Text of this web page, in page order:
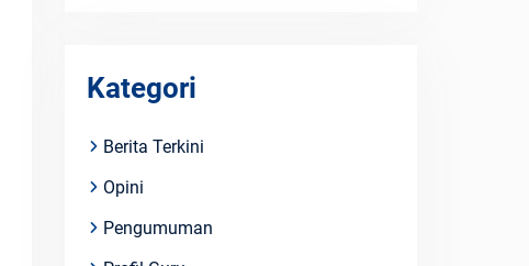
Kategori
Berita Terkini
Opini
Pengumuman